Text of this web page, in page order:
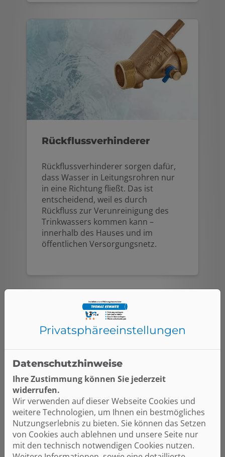
Rückflussverhinderer
Rückflussverhinderer sorgen dafür,
dass Wasser in Leitungsrohren nur
in eine Richtung fließt. Das ist
entscheidend, weil es durch
Rückfluss zur Verunreinigung des
Trinkwassers kommen kann –
innerhalb des Hauses und im
öffentlichen Versorgungsnetz.
Druckminderer
Durch Druckminderer wird es
möglich, den Trinkwasserdruck im
Privatsphäre­einstellungen
Datenschutzhinweise
Ihre Zustimmung können Sie jederzeit
widerrufen.
Wir verwenden auf dieser Webseite Cookies und
weitere Technologien, um Ihnen ein bestmögliches
Nutzungserlebnis zu bieten. Sie können das Setzen
von Cookies auch ablehnen und unsere Seite nur
mit den technisch notwendigen Cookies nutzen.